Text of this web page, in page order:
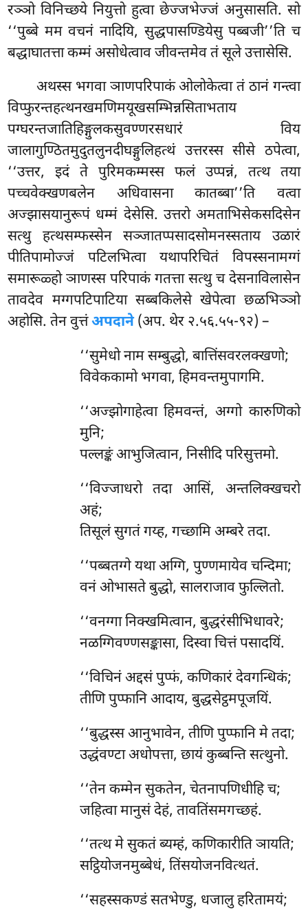
रञ्ञो विनिच्छये नियुत्तो हुत्वा छेज्जभेज्जं अनुसासति. सो
‘‘पुब्बे मम वचनं नादियि, सुद्धपासण्डियेसु पब्बजी’’ति च
बद्धाघातत्ता कम्मं असोधेत्वाव जीवन्तमेव तं सूले उत्तासेसि.
अथस्स भगवा ञाणपरिपाकं ओलोकेत्वा तं ठानं गन्त्वा
विप्फुरन्तहत्थनखमणिमयूखसम्भिन्नसिताभताय
पग्घरन्तजातिहिङ्गुलकसुवण्णरसधारं विय
जालागुण्ठितमुदुतलुनदीघङ्गुलिहत्थं उत्तरस्स सीसे ठपेत्वा,
‘‘उत्तर, इदं ते पुरिमकम्मस्स फलं उप्पन्नं, तत्थ तया
पच्चवेक्खणबलेन अधिवासना कातब्बा’’ति वत्वा
अज्झासयानुरूपं धम्मं देसेसि. उत्तरो अमताभिसेकसदिसेन
सत्थु हत्थसम्फस्सेन सञ्जातप्पसादसोमनस्सताय उळारं
पीतिपामोज्जं पटिलभित्वा यथापरिचितं विपस्सनामग्गं
समारूळ्हो ञाणस्स परिपाकं गतत्ता सत्थु च देसनाविलासेन
तावदेव मग्गपटिपाटिया सब्बकिलेसे खेपेत्वा छळभिञ्ञो
अहोसि. तेन वुत्तंअपदाने(अप. थेर २.५६.५५-९२) –
‘‘सुमेधो नाम सम्बुद्धो, बात्तिंसवरलक्खणो;
विवेककामो भगवा, हिमवन्तमुपागमि.
‘‘अज्झोगाहेत्वा हिमवन्तं, अग्गो कारुणिको
मुनि;
पल्लङ्कं आभुजित्वान, निसीदि परिसुत्तमो.
‘‘विज्जाधरो तदा आसिं, अन्तलिक्खचरो
अहं;
तिसूलं सुगतं गय्ह, गच्छामि अम्बरे तदा.
‘‘पब्बतग्गे यथा अग्गि, पुण्णमायेव चन्दिमा;
वनं ओभासते बुद्धो, सालराजाव फुल्लितो.
‘‘वनग्गानिक्खमित्वान, बुद्धरंसीभिधावरे;
नळग्गिवण्णसङ्कासा, दिस्वा चित्तं पसादयिं.
‘‘विचिनं अद्दसं पुप्फं, कणिकारं देवगन्धिकं;
तीणि पुप्फानि आदाय, बुद्धसेट्ठमपूजयिं.
‘‘बुद्धस्स आनुभावेन, तीणि पुप्फानि मे तदा;
उद्धंवण्टा अधोपत्ता, छायं कुब्बन्ति सत्थुनो.
‘‘तेन कम्मेन सुकतेन, चेतनापणिधीहि च;
जहित्वा मानुसं देहं, तावतिंसमगच्छहं.
‘‘तत्थमे सुकतं ब्यम्हं, कणिकारीति ञायति;
सट्ठियोजनमुब्बेधं, तिंसयोजनवित्थतं.
‘‘सहस्सकण्डं सतभेण्डु, धजालु हरितामयं;